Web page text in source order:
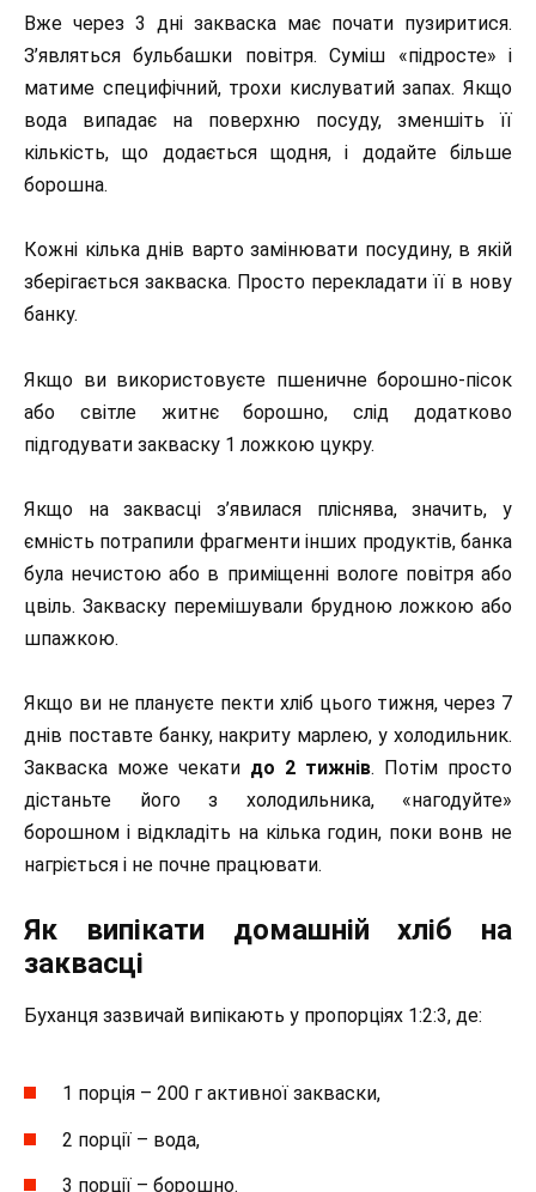
Вже через 3 дні закваска має почати пузиритися.
З’являться бульбашки повітря. Суміш «підросте» і
матиме специфічний, трохи кислуватий запах. Якщо
вода випадає на поверхню посуду, зменшіть її
кількість, що додається щодня, і додайте більше
борошна.
Кожні кілька днів варто замінювати посудину, в якій
зберігається закваска. Просто перекладати її в нову
банку.
Якщо ви використовуєте пшеничне борошно-пісок
або світле житнє борошно, слід додатково
підгодувати закваску 1 ложкою цукру.
Якщо на заквасці з’явилася пліснява, значить, у
ємність потрапили фрагменти інших продуктів, банка
була нечистою або в приміщенні вологе повітря або
цвіль. Закваску перемішували брудною ложкою або
шпажкою.
Якщо ви не плануєте пекти хліб цього тижня, через 7
днів поставте банку, накриту марлею, у холодильник.
Закваска може чекати до 2 тижнів. Потім просто
дістаньте його з холодильника, «нагодуйте»
борошном і відкладіть на кілька годин, поки вонв не
нагріється і не почне працювати.
Як випікати домашній хліб на
заквасці
Буханця зазвичай випікають у пропорціях 1:2:3, де:
1 порція – 200 г активної закваски,
2 порції – вода,
3 порції – борошно.